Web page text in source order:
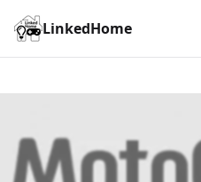
LinkedHome